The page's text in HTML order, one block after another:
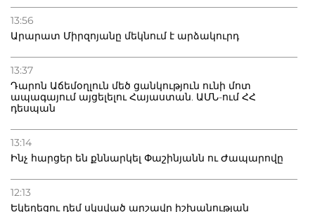
13:56
Արարատ Միրզոյանը մեկնում է արձակուրդ
13:37
Դարոն Աճեմօղլուն մեծ ցանկություն ունի մոտ
ապագայում այցելելու Հայաստան. ԱՄՆ-ում ՀՀ
դեսպան
13:14
Ինչ հարցեր են քննարկել Փաշինյանն ու Ժապարովը
12:13
Եկեղեցու դեմ սկսված արշավը իշխանության